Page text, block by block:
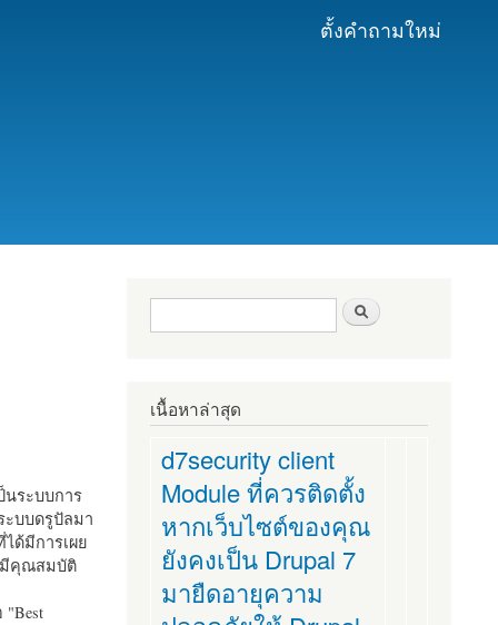
ตั้งคำถามใหม่
นระบบการ
ะบบดรูปัลมา
ด้มีการเผย
มีคุณสมบัติ
"Best
ฟอร์มค้นหา
เนื้อหาล่าสุด
d7security client
Module ที่ควรติดตั้ง
หากเว็บไซต์ของคุณ
ยังคงเป็น Drupal 7
มายืดอายุความ